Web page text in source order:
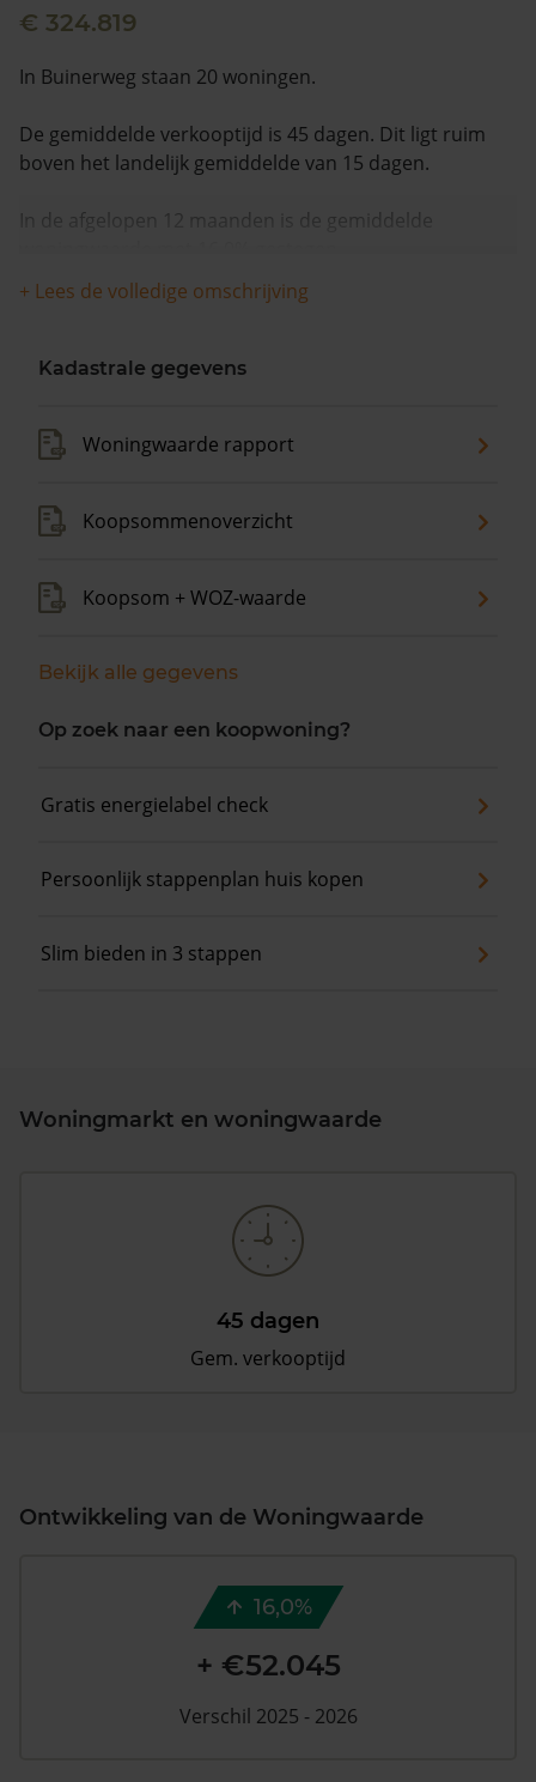
€ 324.819
In Buinerweg staan 20 woningen.
De gemiddelde verkooptijd is 45 dagen. Dit ligt ruim
boven het landelijk gemiddelde van 15 dagen.
In de afgelopen 12 maanden is de gemiddelde
+ Lees de volledige omschrijving
Kadastrale gegevens
Woningwaarde rapport
Koopsommenoverzicht
Koopsom + WOZ-waarde
Bekijk alle gegevens
Op zoek naar een koopwoning?
Gratis energielabel check
Persoonlijk stappenplan huis kopen
Slim bieden in 3 stappen
Woningmarkt en woningwaarde
45 dagen
Gem. verkooptijd
Ontwikkeling van de Woningwaarde
16,0%
+ €52.045
Verschil 2025 - 2026